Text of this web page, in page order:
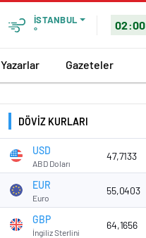
İSTANBUL
°
02:00
Yazarlar Gazeteler
DÖVİZ KURLARI
USD
ABD Doları
47,7133
EUR
Euro
55,0403
GBP
İngiliz Sterlini
64,1656